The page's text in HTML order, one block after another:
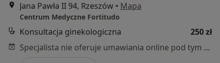
Jana Pawła II 94, Rzeszów • Mapa
Centrum Medyczne Fortitudo
Konsultacja ginekologiczna
250 zł
Specjalista nie oferuje umawiania online pod tym adresem.